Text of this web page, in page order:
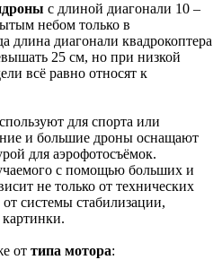
с длиной диагонали 10 –
небом только в
длина диагонали квадрокоптера
25 см, но при низкой
всё равно относят к
для спорта или
и большие дроны оснащают
для аэрофотосъёмок.
с помощью больших и
не только от технических
системы стабилизации,
от типа мотора: